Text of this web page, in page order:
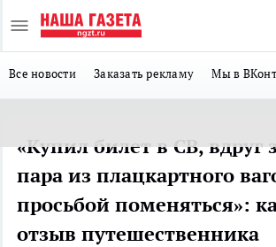
Все новости Заказать рекламу Мы в
«Купил билет в СВ, вдруг
пара из плацкартного
просьбой поменяться»:
отзыв путешественника